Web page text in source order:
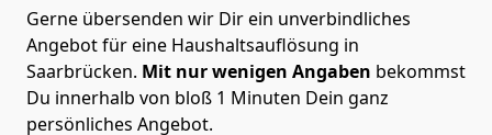
Gerne übersenden wir Dir ein unverbindliches
Angebot für eine Haushaltsauflösung in
Saarbrücken. Mit nur wenigen Angaben bekommst
Du innerhalb von bloß 1 Minuten Dein ganz
persönliches Angebot.